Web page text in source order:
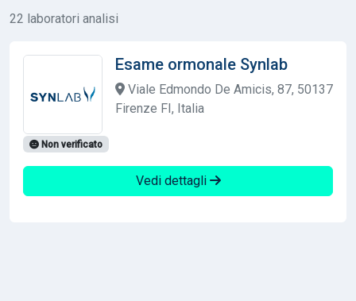
22 laboratori analisi
Esame ormonale Synlab
Viale Edmondo De Amicis, 87, 50137
Firenze FI, Italia
Non verificato
Vedi dettagli